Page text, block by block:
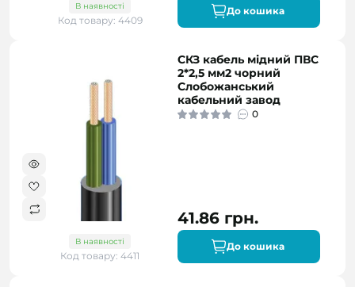
В наявності
Код товару: 4409
До кошика
В наявності
Код товару: 4411
СКЗ кабель мідний ПВС
2*2,5 мм2 чорний
Слобожанський
кабельний завод
0
41.86 грн.
До кошика